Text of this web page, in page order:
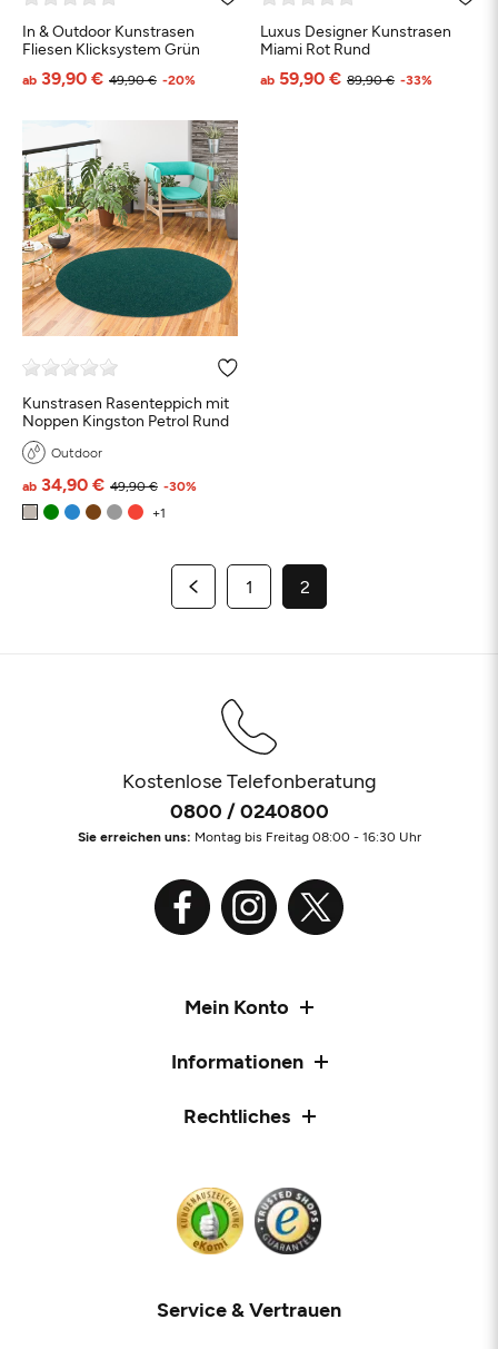
In & Outdoor Kunstrasen
Fliesen Klicksystem Grün
49,90 €
ab 39,90 € -20%
Luxus Designer Kunstrasen
Miami Rot Rund
89,90 €
ab 59,90 € -33%
Kunstrasen Rasenteppich mit
Noppen Kingston Petrol Rund
Outdoor
49,90 €
ab 34,90 € -30%
1 2
Kostenlose Telefonberatung
0800 / 0240800
Sie erreichen uns: Montag bis Freitag 08:00 - 16:30 Uhr
Mein Konto
Informationen
Rechtliches
Service & Vertrauen